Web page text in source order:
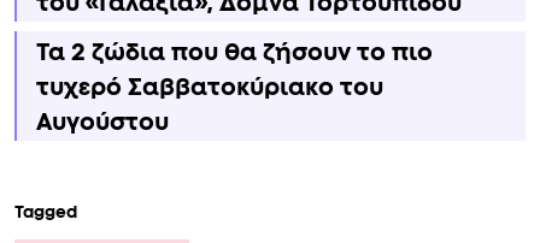
Τα 2 ζώδια που θα ζήσουν το πιο
τυχερό Σαββατοκύριακο του
Αυγούστου
Tagged